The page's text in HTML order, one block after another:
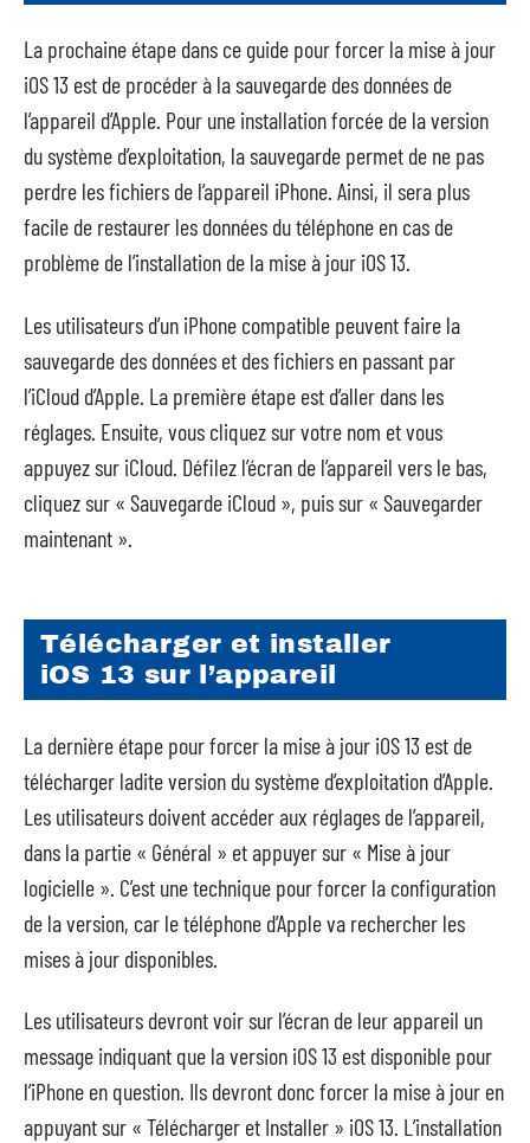
La prochaine étape dans ce guide pour forcer la mise à jour
iOS 13 est de procéder à la sauvegarde des données de
l’appareil d’Apple. Pour une installation forcée de la version
du système d’exploitation, la sauvegarde permet de ne pas
perdre les fichiers de l’appareil iPhone. Ainsi, il sera plus
facile de restaurer les données du téléphone en cas de
problème de l’installation de la mise à jour iOS 13.
Les utilisateurs d’un iPhone compatible peuvent faire la
sauvegarde des données et des fichiers en passant par
l’iCloud d’Apple. La première étape est d’aller dans les
réglages. Ensuite, vous cliquez sur votre nom et vous
appuyez sur iCloud. Défilez l’écran de l’appareil vers le bas,
cliquez sur « Sauvegarde iCloud », puis sur « Sauvegarder
maintenant ».
Télécharger et installer
iOS 13 sur l’appareil
La dernière étape pour forcer la mise à jour iOS 13 est de
télécharger ladite version du système d’exploitation d’Apple.
Les utilisateurs doivent accéder aux réglages de l’appareil,
dans la partie « Général » et appuyer sur « Mise à jour
logicielle ». C’est une technique pour forcer la configuration
de la version, car le téléphone d’Apple va rechercher les
mises à jour disponibles.
Les utilisateurs devront voir sur l’écran de leur appareil un
message indiquant que la version iOS 13 est disponible pour
l’iPhone en question. Ils devront donc forcer la mise à jour en
appuyant sur « Télécharger et Installer » iOS 13. L’installation